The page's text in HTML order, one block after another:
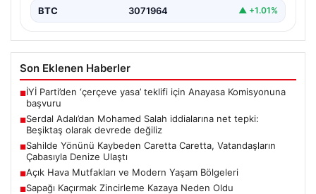
BTC 3071964 ▲ +1.01%
Son Eklenen Haberler
■İYİ Parti’den ‘çerçeve yasa’ teklifi için Anayasa Komisyonuna
başvuru
■Serdal Adalı’dan Mohamed Salah iddialarına net tepki:
Beşiktaş olarak devrede değiliz
■Sahilde Yönünü Kaybeden Caretta Caretta, Vatandaşların
Çabasıyla Denize Ulaştı
■Açık Hava Mutfakları ve Modern Yaşam Bölgeleri
■Sapağı Kaçırmak Zincirleme Kazaya Neden Oldu